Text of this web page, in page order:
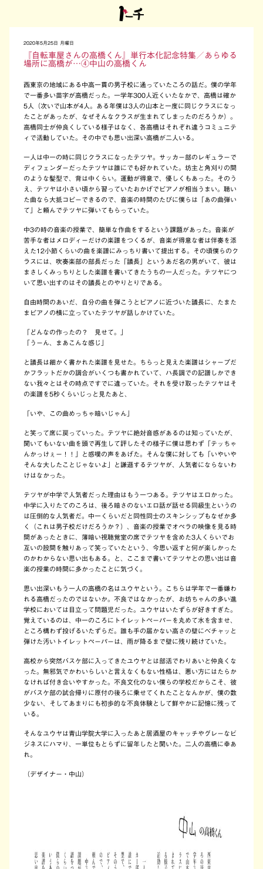
2020年5月25日 月曜日
『自転車屋さんの高橋くん』単行本化記念特集／あらゆる
場所に高橋が…④中山の高橋くん
西東京の地域にある中高一貫の男子校に通っていたころの話だ。僕の学年
で一番多い苗字が高橋だった。一学年300人近くいたなかで、高橋は確か
5人（次いで山本が4人。ある年僕は3人の山本と一度に同じクラスになっ
たことがあったが、なぜそんなクラスが生まれてしまったのだろうか）。
高橋同士が仲良くしている様子はなく、各高橋はそれぞれ違うコミュニテ
ィで活動していた。その中でも思い出深い高橋が二人いる。
一人は中一の時に同じクラスになったテツヤ。サッカー部のレギュラーで
ディフェンダーだったテツヤは誰にでも好かれていた。坊主と角刈りの間
のような髪型で、背は中くらい。運動が得意で、優しくもあった。そのう
え、テツヤは小さい頃から習っていたおかげでピアノが相当うまい。聴い
た曲なら大抵コピーできるので、音楽の時間のたびに僕らは「あの曲弾い
て」と頼んでテツヤに弾いてもらっていた。
中3の時の音楽の授業で、簡単な作曲をするという課題があった。音楽が
苦手な者はメロディーだけの楽譜をつくるが、音楽が得意な者は伴奏を添
えた12小節くらいの曲を楽譜にみっちり書いて提出する。その頃僕らのク
ラスには、吹奏楽部の部長だった「議長」というあだ名の男がいて、彼は
まさしくみっちりとした楽譜を書いてきたうちの一人だった。テツヤにつ
いて思い出すのはその議長とのやりとりである。
自由時間のあいだ、自分の曲を弾こうとピアノに近づいた議長に、たまた
まピアノの横に立っていたテツヤが話しかけていた。
「どんなの作ったの？ 見せて。」
「うーん、まあこんな感じ」
と議長は細かく書かれた楽譜を見せた。ちらっと見えた楽譜はシャープだ
かフラットだかの調合がいくつも書かれていて、ハ長調での記譜しかでき
ない我々とはその時点ですでに違っていた。それを受け取ったテツヤはそ
の楽譜を5秒くらいじっと見たあと、
「いや、この曲めっちゃ暗いじゃん」
と笑って席に戻っていった。テツヤに絶対音感があるのは知っていたが、
聞いてもいない曲を頭で再生して評したその様子に僕は思わず「テッちゃ
んかっけぇー！！」と感嘆の声をあげた。そんな僕に対しても「いやいや
そんな大したことじゃないよ」と謙遜するテツヤが、人気者にならないわ
けはなかった。
テツヤが中学で人気者だった理由はもう一つある。テツヤはエロかった。
中学に入りたてのころは、後ろ暗さのないエロ話が話せる同級生というの
は圧倒的な人気者だ。中一くらいだと同性同士のスキンシップもなぜか多
く（これは男子校だけだろうか？）、音楽の授業でオペラの映像を見る時
間があったときに、薄暗い視聴覚室の席でテツヤを含めた3人くらいでお
互いの股間を触りあって笑っていたという、今思い返すと何が楽しかった
のかわからない思い出もある。と、ここまで書いてテツヤとの思い出は音
楽の授業の時間に多かったことに気づく。
思い出深いもう一人の高橋の名はユウヤという。こちらは学年で一番嫌わ
れる高橋だったのではないか。不良ではなかったが、お坊ちゃんの多い進
学校においては目立って問題児だった。ユウヤはいたずらが好きすぎた。
覚えているのは、中一のころにトイレットペーパーを丸めて水を含ませ、
ところ構わず投げるいたずらだ。誰も手の届かない高さの壁にベチャッと
弾けた汚いトイレットペーパーは、雨が降るまで壁に残り続けていた。
高校から突然バスケ部に入ってきたユウヤとは部活でわりあいと仲良くな
った。無邪気でかわいらしいと言えなくもない性格は、悪い方にはたらか
なければ付き合いやすかった。不良文化のない僕らの学校だからこそ、彼
がバスケ部の試合帰りに原付の後ろに乗せてくれたことなんかが、僕の数
少ない、そしてあまりにも初歩的な不良体験として鮮やかに記憶に残って
いる。
そんなユウヤは青山学院大学に入ったあと居酒屋のキャッチやグレーなビ
ジネスにハマり、一単位もとらずに留年したと聞いた。二人の高橋に幸あ
れ。
（デザイナー・中山）